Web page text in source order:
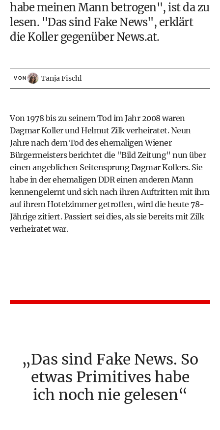
habe meinen Mann betrogen", ist da zu
lesen. "Das sind Fake News", erklärt
die Koller gegenüber News.at.
VON Tanja Fischl
Von 1978 bis zu seinem Tod im Jahr 2008 waren
Dagmar Koller und Helmut Zilk verheiratet. Neun
Jahre nach dem Tod des ehemaligen Wiener
Bürgermeisters berichtet die "Bild Zeitung" nun über
einen angeblichen Seitensprung Dagmar Kollers. Sie
habe in der ehemaligen DDR einen anderen Mann
kennengelernt und sich nach ihren Auftritten mit ihm
auf ihrem Hotelzimmer getroffen, wird die heute 78-
Jährige zitiert. Passiert sei dies, als sie bereits mit Zilk
verheiratet war.
Das sind Fake News. So
etwas Primitives habe
ich noch nie gelesen